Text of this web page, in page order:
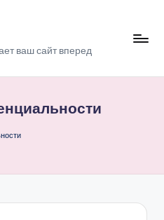
ваш сайт вперед